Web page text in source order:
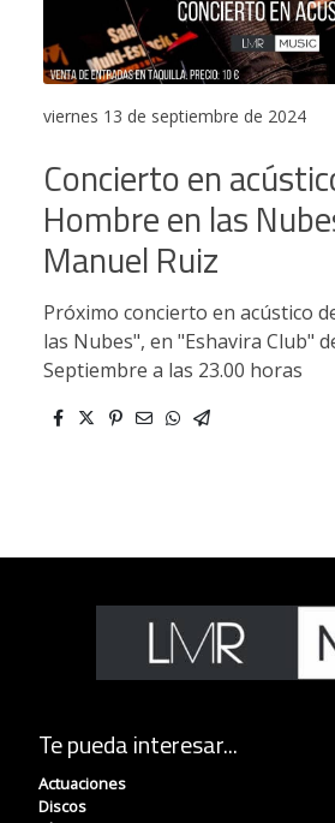
viernes 13 de septiembre de 2024
Concierto en
Hombre en las
Manuel Ruiz
Próximo concierto en acústico
las Nubes", en "Eshavira Club"
Septiembre a las 23.00 horas
Te pueda interesar...
Actuaciones
Discos